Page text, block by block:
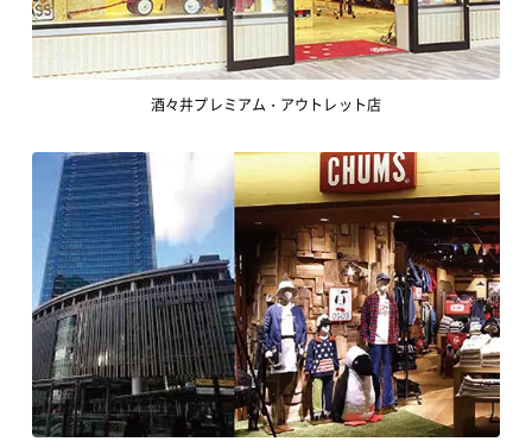
酒々井プレミアム・アウトレット店